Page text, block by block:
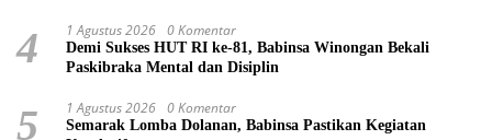
4 1 Agustus 2026 0 Komentar
Demi Sukses HUT RI ke-81, Babinsa Winongan Bekali
Paskibraka Mental dan Disiplin
5 1 Agustus 2026 0 Komentar
Semarak Lomba Dolanan, Babinsa Pastikan Kegiatan